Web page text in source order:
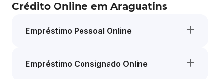
Crédito Online em Araguatins
Empréstimo Pessoal Online
Empréstimo Consignado Online